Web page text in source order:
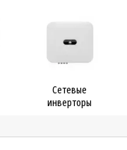
Сетевые
инверторы